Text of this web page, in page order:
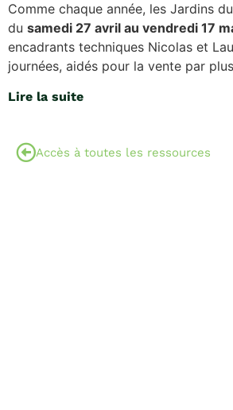
Comme chaque année, les Jardins
du samedi 27 avril au vendredi 17
encadrants techniques Nicolas et
journées, aidés pour la vente par
Lire la suite
Accès à toutes les ressources